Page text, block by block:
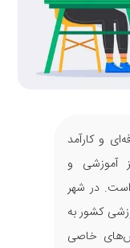
کارآمد
و
در شهر
کشور به
خاصی